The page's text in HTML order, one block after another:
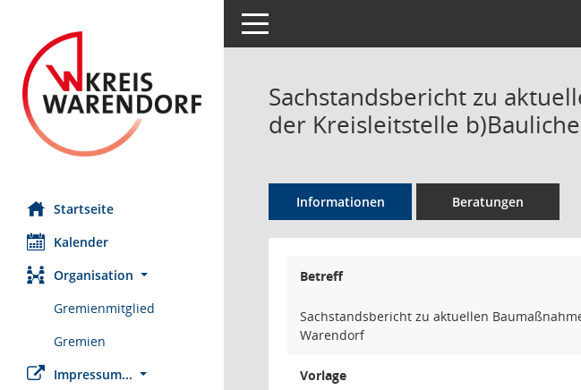
Startseite
Kalender
Organisation
Gremienmitglied
Gremien
Impressum...
Toggle navigation
Sachstandsbericht zu
der Kreisleitstelle
Informationen Beratungen
Betreff
Sachstandsbericht zu aktuellen
Warendorf
Vorlage